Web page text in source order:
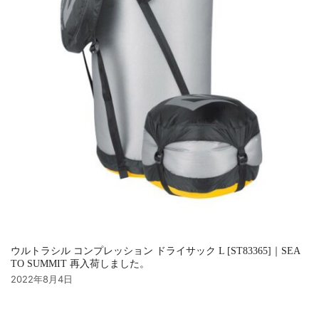
ウルトラシル コンプレッション ドライサック L [ST83365]｜SEA
TO SUMMIT 再入荷しました。
2022年8月4日